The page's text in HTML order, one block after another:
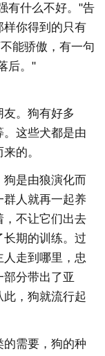
有什么不好。"告
样你得到的只有
能骄傲，有一句
后。"
。狗有好多
这些犬都是由
的。
狗是由狼演化而
人就再一起养
，不让它们出去
期的训练。过
走到哪里，忠
分带出了亚
，狗就流行起
需要，狗的种